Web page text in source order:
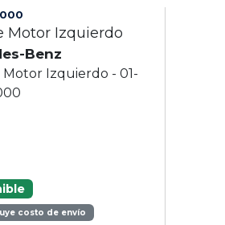
Motor Izquierdo
Benz
Izquierdo - 01-
costo de envío